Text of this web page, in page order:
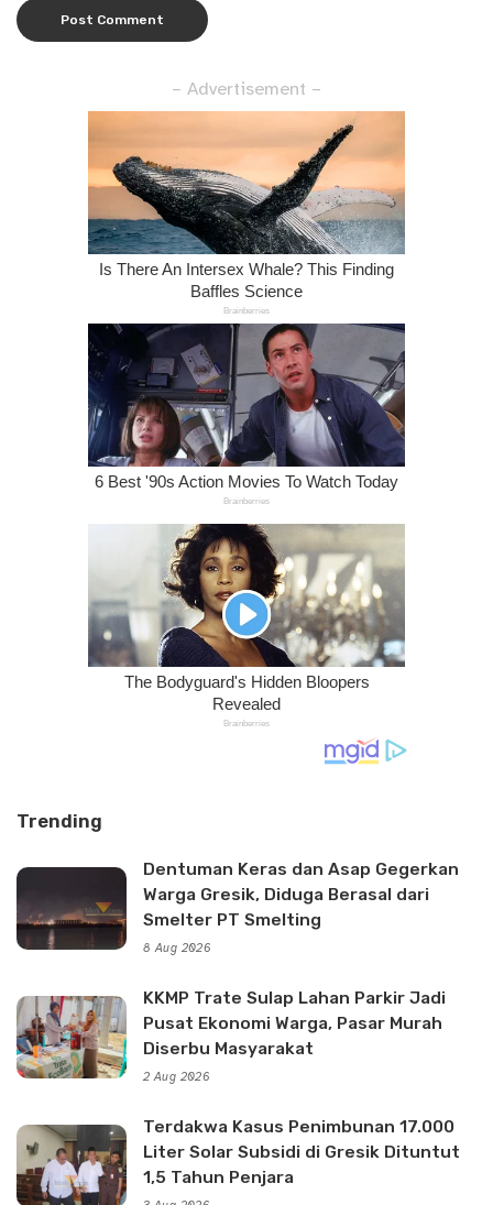
– Advertisement –
Trending
Dentuman Keras dan Asap Gegerkan
Warga Gresik, Diduga Berasal dari
Smelter PT Smelting
8 Aug 2026
KKMP Trate Sulap Lahan Parkir Jadi
Pusat Ekonomi Warga, Pasar Murah
Diserbu Masyarakat
2 Aug 2026
Terdakwa Kasus Penimbunan 17.000
Liter Solar Subsidi di Gresik Dituntut
1,5 Tahun Penjara